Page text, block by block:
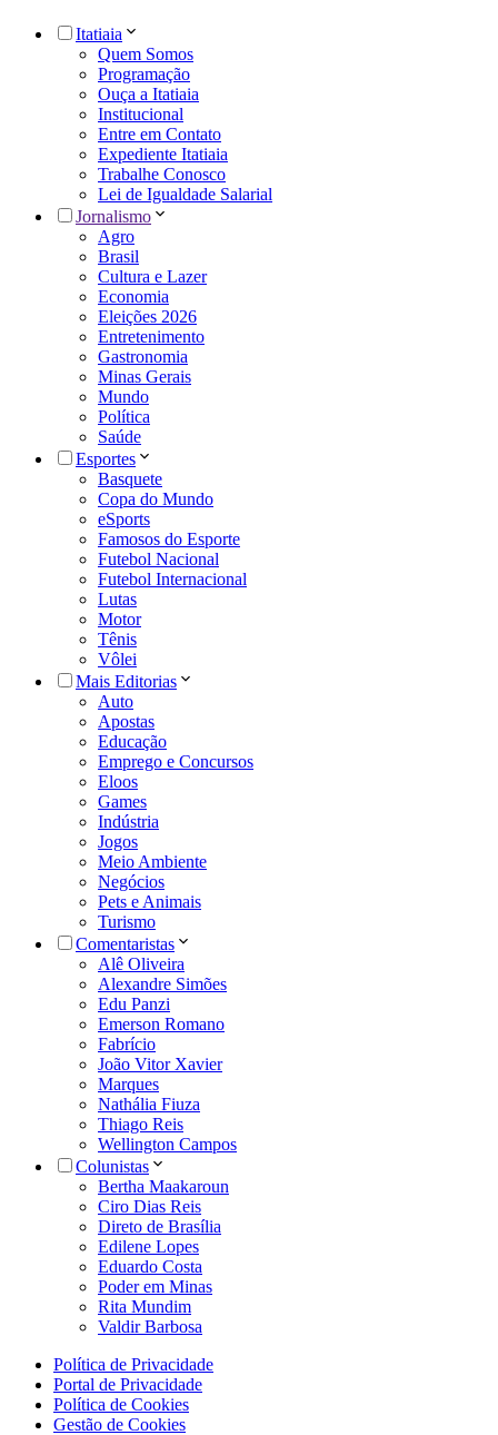
Itatiaia
Quem Somos
Programação
Ouça a Itatiaia
Institucional
Entre em Contato
Expediente Itatiaia
Trabalhe Conosco
Lei de Igualdade Salarial
Jornalismo
Agro
Brasil
Cultura e Lazer
Economia
Eleições 2026
Entretenimento
Gastronomia
Minas Gerais
Mundo
Política
Saúde
Esportes
Basquete
Copa do Mundo
eSports
Famosos do Esporte
Futebol Nacional
Futebol Internacional
Lutas
Motor
Tênis
Vôlei
Mais Editorias
Auto
Apostas
Educação
Emprego e Concursos
Eloos
Games
Indústria
Jogos
Meio Ambiente
Negócios
Pets e Animais
Turismo
Comentaristas
Alê Oliveira
Alexandre Simões
Edu Panzi
Emerson Romano
Fabrício
João Vitor Xavier
Marques
Nathália Fiuza
Thiago Reis
Wellington Campos
Colunistas
Bertha Maakaroun
Ciro Dias Reis
Direto de Brasília
Edilene Lopes
Eduardo Costa
Poder em Minas
Rita Mundim
Valdir Barbosa
Política de Privacidade
Portal de Privacidade
Política de Cookies
Gestão de Cookies